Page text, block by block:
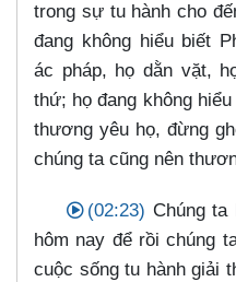
trong sự tu hành cho
đang không hiểu biết
ác pháp, họ dằn vặt,
thứ; họ đang không
thương yêu họ, đừng
chúng ta cũng nên
(02:23) Chúng
hôm nay để rồi chúng
cuộc sống tu hành giải